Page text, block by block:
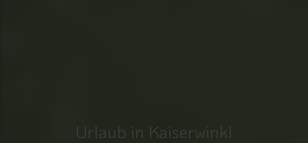
Urlaub in Kaiserwinkl